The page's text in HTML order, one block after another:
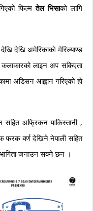
फिल्मतेल भिसाको लागि
देखि अमेरिकाको मेरिल्याण्ड
लाइन अप सकिएता
अडिसन आह्वान गरिएको हो
अफ्रिकन पाकिस्तानी ,
फरक वर्ण देखिने नेपाली सहित
जनाउन सक्ने छन ।